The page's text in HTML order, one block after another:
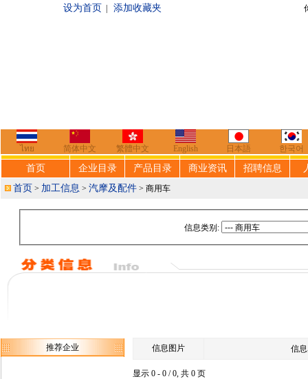
设为首页 添加收藏夹 你好，欢迎来到
ไทย 简体中文 繁體中文 English 日本語 한국어
首页 企业目录 产品目录 商业资讯 招聘信息
首页 > 加工信息 > 汽摩及配件 > 商用车
信息类别:
推荐企业 信息图片 信
显示 0 - 0 / 0, 共 0 页